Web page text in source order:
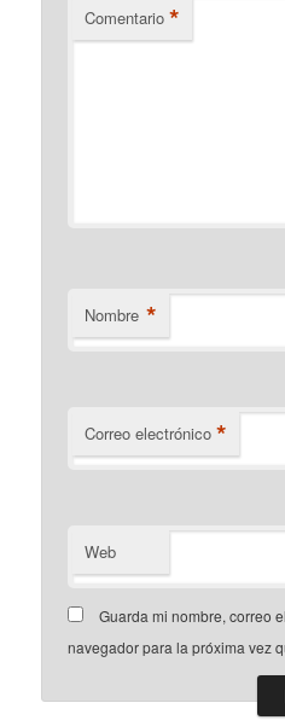
Comentario *
Nombre *
Correo electrónico *
Web
Guarda mi nombre, correo
navegador para la próxima vez